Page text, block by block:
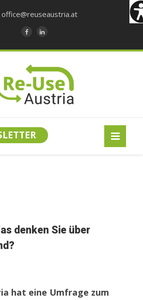
office@reuseaustria.at
denken Sie über
hat eine Umfrage zum